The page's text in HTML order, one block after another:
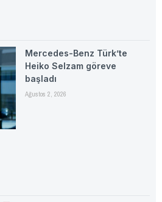
Mercedes-Benz Türk’te
Heiko Selzam göreve
başladı
Ağustos 2, 2026